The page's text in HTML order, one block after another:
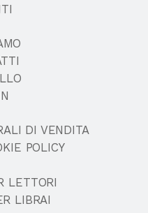
DI VENDITA
POLICY
LETTORI
LIBRAI